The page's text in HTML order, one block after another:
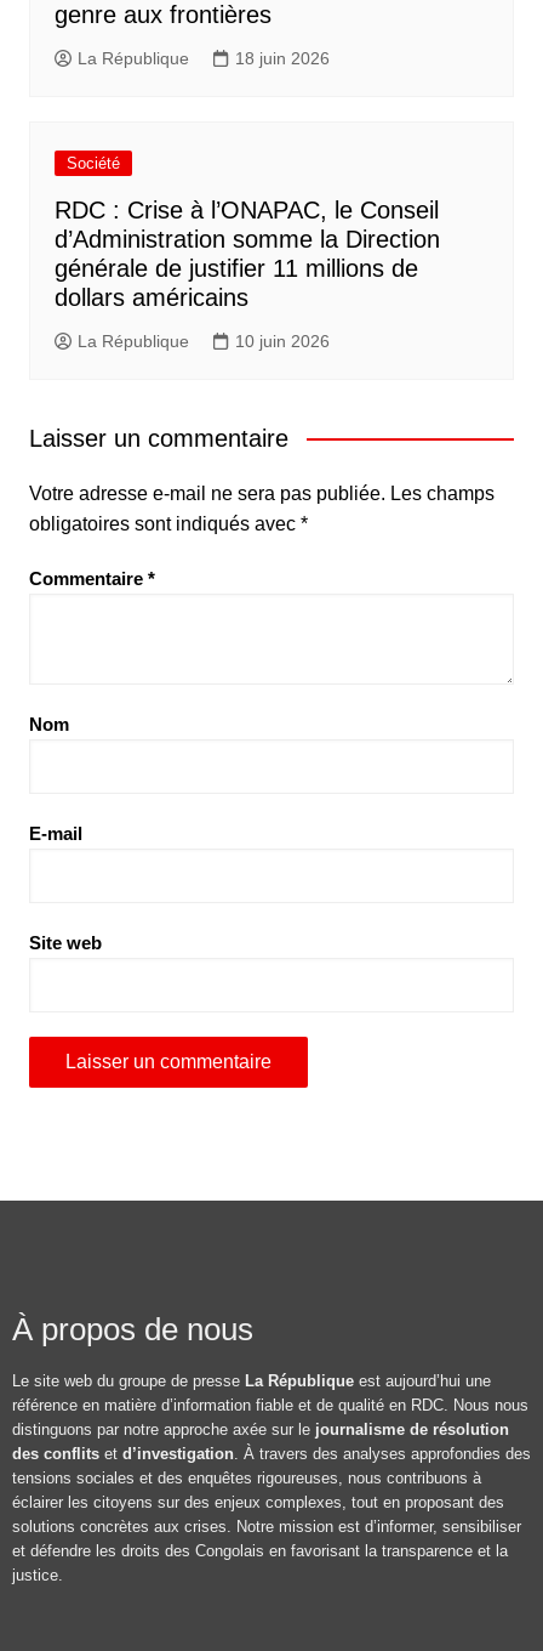
genre aux frontières
La République 18 juin 2026
Société
RDC : Crise à l’ONAPAC, le Conseil
d’Administration somme la Direction
générale de justifier 11 millions de
dollars américains
La République 10 juin 2026
Laisser un commentaire
Votre adresse e-mail ne sera pas publiée. Les champs
obligatoires sont indiqués avec *
Commentaire *
Nom
E-mail
Site web
À propos de nous
Le site web du groupe de presse La République est aujourd’hui une
référence en matière d’information fiable et de qualité en RDC. Nous nous
distinguons par notre approche axée sur le journalisme de résolution
des conflits et d’investigation. À travers des analyses approfondies des
tensions sociales et des enquêtes rigoureuses, nous contribuons à
éclairer les citoyens sur des enjeux complexes, tout en proposant des
solutions concrètes aux crises. Notre mission est d’informer, sensibiliser
et défendre les droits des Congolais en favorisant la transparence et la
justice.